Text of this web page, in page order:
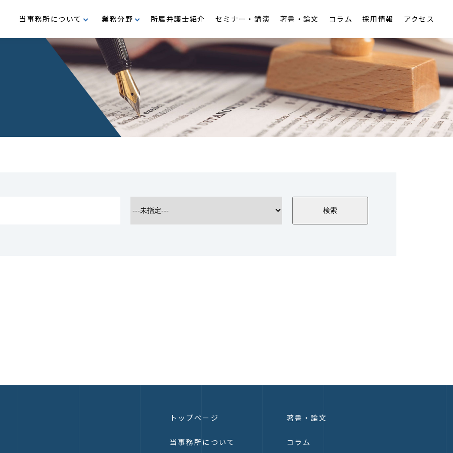
当事務所について
沿革 代表メッセージ
業務分野
M＆A・企業再編 事業再生・倒産 知的財産
公益・メセナ活動
所属弁護士紹介 セミナー・講演 著書・論文 コラム 採用情報 アクセス
トップページ
当事務所について
著書・論文
コラム